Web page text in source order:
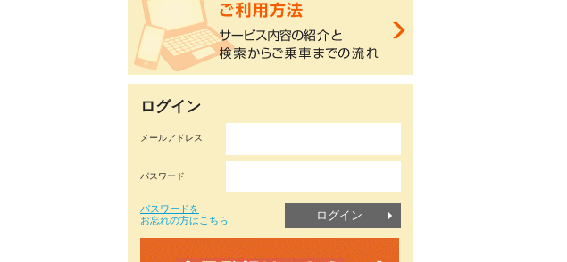
ログイン
メールアドレス
パスワード
パスワードを
お忘れの方はこちら
ログイン